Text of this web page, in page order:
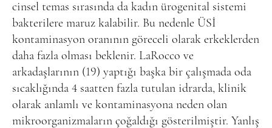
cinsel temas sırasında da kadın ürogenital sistemi
bakterilere maruz kalabilir. Bu nedenle ÜSİ
kontaminasyon oranının göreceli olarak erkeklerden
daha fazla olması beklenir. LaRocco ve
arkadaşlarının (19) yaptığı başka bir çalışmada oda
sıcaklığında 4 saatten fazla tutulan idrarda, klinik
olarak anlamlı ve kontaminasyona neden olan
mikroorganizmaların çoğaldığı gösterilmiştir. Yanlış